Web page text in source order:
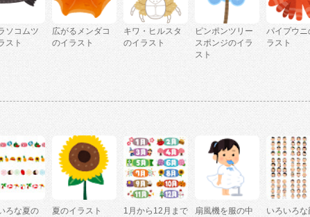
ソコムツ
スト
広がるメンダコ
のイラスト
キワ・ヒルスタ
のイラスト
ピンポンツリー
スポンジのイラ
スト
パイプウニ
ラスト
ろな夏の
夏のイラスト
1月から12月まで
扇風機を服の中
いろいろな